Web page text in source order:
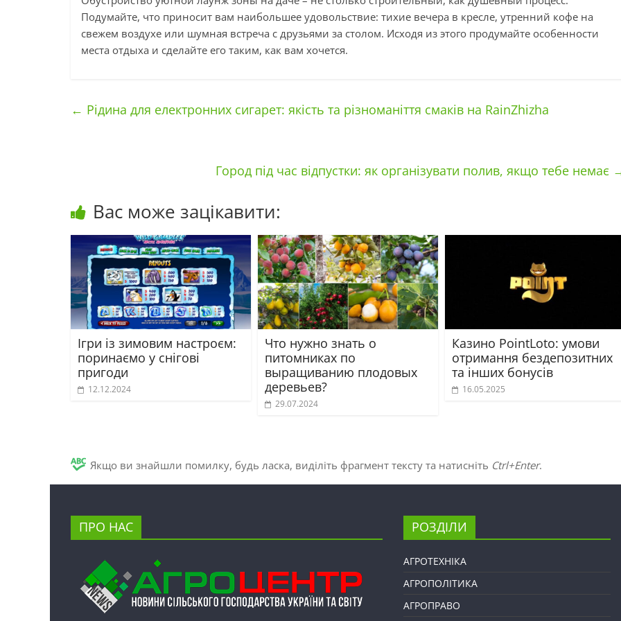
Подумайте, что приносит вам наибольшее удовольствие: тихие вечера в кресле, утренний кофе на
свежем воздухе или шумная встреча с друзьями за столом. Исходя из этого продумайте особенности
места отдыха и сделайте его таким, как вам хочется.
← Рідина для електронних сигарет: якість та різноманіття смаків на RainZhizha
Город під час відпустки: як організувати полив, якщо тебе немає
Вас може зацікавити:
Ігри із зимовим настроєм:
поринаємо у снігові
пригоди
12.12.2024
Что нужно знать о
питомниках по
выращиванию плодовых
деревьев?
29.07.2024
Казино PointLoto: умови
отримання бездепозитних
та інших бонусів
16.05.2025
Якщо ви знайшли помилку, будь ласка, виділіть фрагмент тексту та натисніть Ctrl+Enter.
ПРО НАС РОЗДІЛИ
АГРОТЕХНІКА
АГРОПОЛІТИКА
АГРОПРАВО